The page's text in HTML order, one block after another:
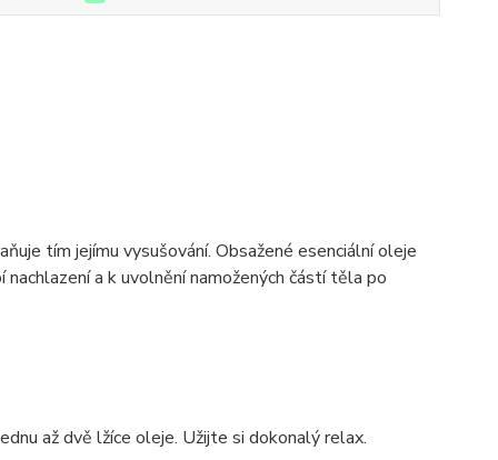
tím jejímu vysušování. Obsažené esenciální oleje
a k uvolnění namožených částí těla po
až dvě lžíce oleje. Užijte si dokonalý relax.